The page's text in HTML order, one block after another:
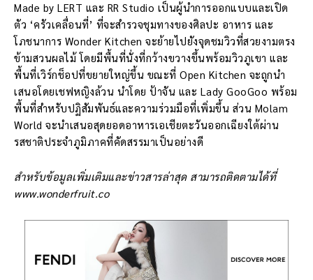
Made by LERT และ RR Studio เป็นผู้นำการออกแบบและเปิด
ตัว ‘ครัวเคลื่อนที่’ ที่จะสำรวจชุมทางของศิลปะ อาหาร และ
โภชนาการ Wonder Kitchen จะย้ายไปยังจุดชมวิวที่สวยงามตรง
ข้ามสวนผลไม้ โดยมีพื้นที่นั่งที่กว้างขวางขึ้นพร้อมวิวภูเขา และ
พื้นที่เวิร์กช็อปที่ขยายใหญ่ขึ้น ขณะที่ Open Kitchen จะถูกนำ
เสนอโดยเชฟหญิงล้วน นำโดย ป้าจัน และ Lady GooGoo พร้อม
พื้นที่สำหรับปฏิสัมพันธ์และความร่วมมือที่เพิ่มขึ้น ส่วน Molam
World จะนำเสนอสุดยอดอาหารเอเชียตะวันออกเฉียงใต้ผ่าน
รสชาติประจำภูมิภาคที่คัดสรรมาเป็นอย่างดี
สำหรับข้อมูลเพิ่มเติมและข่าวสารล่าสุด สามารถติดตามได้ที่
www.wonderfruit.co